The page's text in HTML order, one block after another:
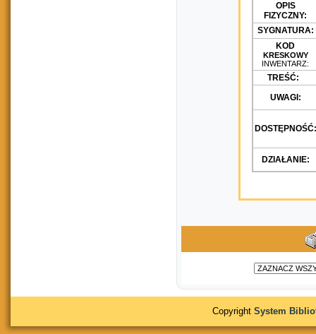
OPIS
FIZYCZNY:
SYGNATURA:
KOD
KRESKOWY
INWENTARZ:
TREŚĆ:
UWAGI:
DOSTĘPNOŚĆ:
DZIAŁANIE:
Copyright System